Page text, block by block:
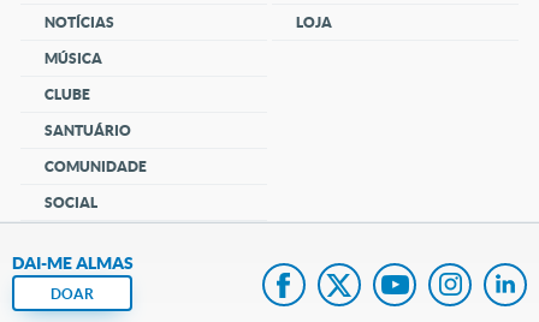
NOTÍCIAS
MÚSICA
CLUBE
SANTUÁRIO
COMUNIDADE
SOCIAL
LOJA
DAI-ME ALMAS
DOAR